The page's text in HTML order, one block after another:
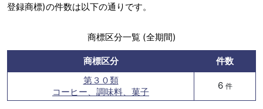
登録商標)の件数は以下の通りです。
商標区分一覧 (全期間)
商標区分
件数
第３０類
コーヒー、調味料、菓子
6 件